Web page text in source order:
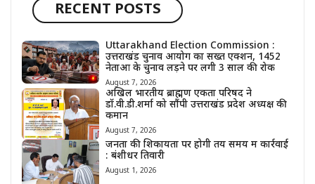
RECENT POSTS
Uttarakhand Election Commission :
उत्तराखंड चुनाव आयोग का सख्त एक्शन, 1452
नेताओं के चुनाव लड़ने पर लगी 3 साल की रोक
August 7, 2026
अखिल भारतीय ब्राह्मण एकता परिषद ने
डॉ.वी.डी.शर्मा को सौंपी उत्तराखंड प्रदेश अध्यक्ष की
कमान
August 7, 2026
जनता की शिकायतों पर होगी तय समय में कार्रवाई
: बंशीधर तिवारी
August 1, 2026